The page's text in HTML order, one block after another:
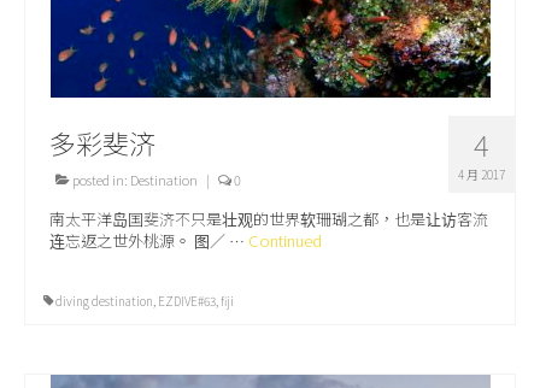
4
4 月 2017
多彩斐济
posted in: Destination | 0
南太平洋岛国斐济不只是壮观的世界软珊瑚之都，也是让访客流
连忘返之世外桃源。 图／ … Continued
diving destination EZDIVE#63 fiji